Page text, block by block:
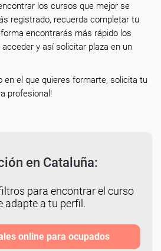
los cursos que mejor se
registrado, recuerda completar tu
encontrarás más rápido los
y así solicitar plaza en un
en el que quieres formarte, solicita tu
profesional!
en Cataluña:
para encontrar el curso
adapte a tu perfil.
online para ocupados